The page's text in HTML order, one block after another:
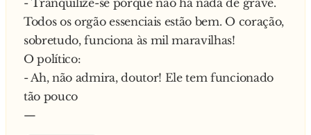
- Tranquilize-se porque não há nada de grave.
Todos os orgão essenciais estão bem. O coração,
sobretudo, funciona às mil maravilhas!
O político:
- Ah, não admira, doutor! Ele tem funcionado
tão pouco
—